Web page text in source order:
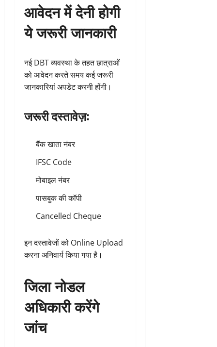
आवेदन में देनी होगी
ये जरूरी जानकारी
नई DBT व्यवस्था के तहत छात्राओं
को आवेदन करते समय कई जरूरी
जानकारियां अपडेट करनी होंगी।
जरूरी दस्तावेज़:
बैंक खाता नंबर
IFSC Code
मोबाइल नंबर
पासबुक की कॉपी
Cancelled Cheque
इन दस्तावेजों को Online Upload
करना अनिवार्य किया गया है।
जिला नोडल
अधिकारी करेंगे
जांच